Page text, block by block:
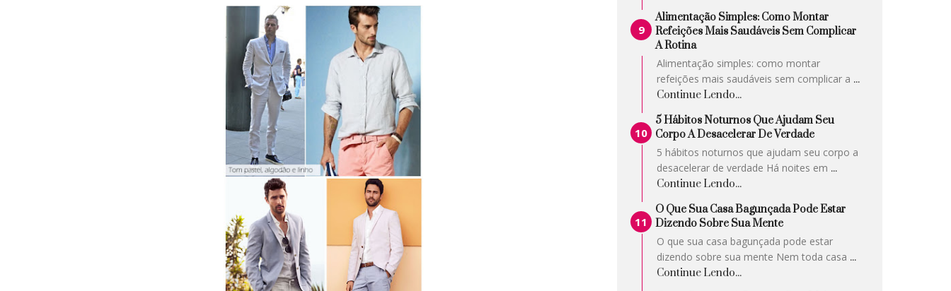
Alimentação Simples: Como Montar
Refeições Mais Saudáveis Sem Complicar
A Rotina
Alimentação simples: como montar
refeições mais saudáveis sem complicar a ...
Continue Lendo...
5 Hábitos Noturnos Que Ajudam Seu
Corpo A Desacelerar De Verdade
5 hábitos noturnos que ajudam seu corpo a
desacelerar de verdade Há noites em ...
Continue Lendo...
O Que Sua Casa Bagunçada Pode Estar
Dizendo Sobre Sua Mente
O que sua casa bagunçada pode estar
dizendo sobre sua mente Nem toda casa ...
Continue Lendo...